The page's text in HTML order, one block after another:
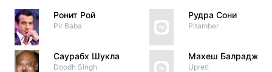
Ронит Рой
Pir Baba
Саурабх Шукла
Doodh Singh
Рудра Сони
Pitamber
Махеш Балрадж
Upreti